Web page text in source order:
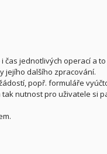
jednotlivých operací a
jejího dalšího zpracování.
popř. formuláře
nutnost pro uživatele si